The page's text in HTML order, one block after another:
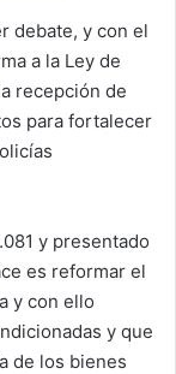
debate, y con el
a la Ley de
recepción de
para fortalecer
y presentado
es reformar el
y con ello
y que
de los bienes